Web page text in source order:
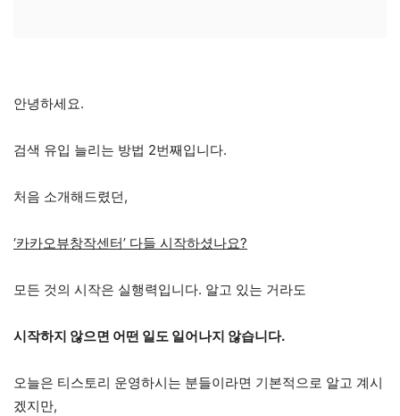
안녕하세요.
검색 유입 늘리는 방법 2번째입니다.
처음 소개해드렸던,
‘카카오뷰창작센터’ 다들 시작하셨나요?
모든 것의 시작은 실행력입니다. 알고 있는 거라도
시작하지 않으면 어떤 일도 일어나지 않습니다.
오늘은 티스토리 운영하시는 분들이라면 기본적으로 알고 계시
겠지만,